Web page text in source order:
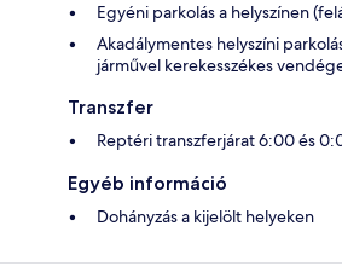
Egyéni parkolás a helyszínen
Akadálymentes helyszíni
járművel kerekesszékes
Transzfer
Reptéri transzferjárat 6:00 és
Egyéb információ
Dohányzás a kijelölt helyeken